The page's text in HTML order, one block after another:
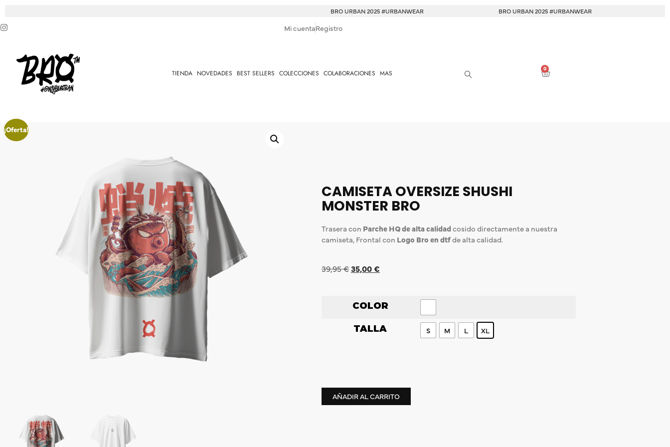
BRO URBAN 2025 #URBANWEAR BRO URBAN 2025 #URBANWEAR
Mi cuentaRegistro
TIENDA NOVEDADES BEST SELLERS COLECCIONES COLABORACIONES MAS
0
¡Oferta!
CAMISETA OVERSIZE SHUSHI
MONSTER BRO
Trasera con Parche HQ de alta calidadcosido directamente a nuestra
camiseta, Frontal con Logo Bro en dtfde alta calidad.
39,95€35,00€
COLOR
TALLA S M L XL
AÑADIR AL CARRITO